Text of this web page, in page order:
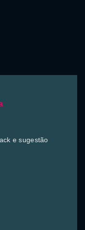
e sugestão